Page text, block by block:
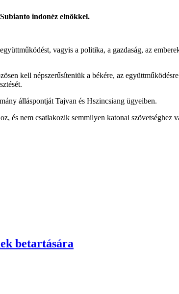
indonéz elnökkel.
vagyis a politika, a gazdaság, az
kell népszerűsíteniük a békére, az
álláspontját Tajvan és Hszincsiang ügyeiben.
és nem csatlakozik semmilyen katonai szövetséghez
betartására